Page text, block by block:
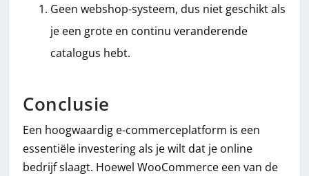
Geen webshop-systeem, dus niet geschikt als
je een grote en continu veranderende
catalogus hebt.
Conclusie
Een hoogwaardig e-commerceplatform is een
essentiële investering als je wilt dat je online
bedrijf slaagt. Hoewel WooCommerce een van de